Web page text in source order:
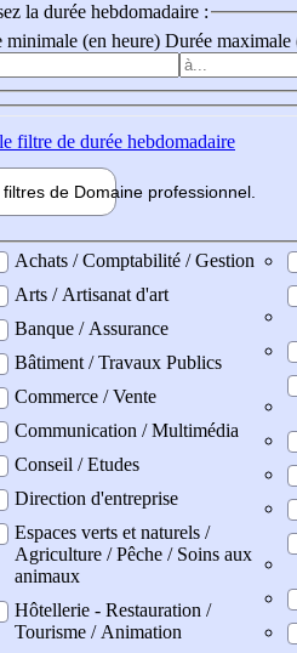
la durée hebdomadaire :
minimale (en heure) Durée maximale
filtre de durée hebdomadaire
de Domaine professionnel
professionel
Achats / Comptabilité / Gestion
Arts / Artisanat d'art
Banque / Assurance
Bâtiment / Travaux Publics
Commerce / Vente
Communication / Multimédia
Conseil / Etudes
Direction d'entreprise
Espaces verts et naturels /
Agriculture / Pêche / Soins aux
animaux
Hôtellerie - Restauration /
Tourisme / Animation